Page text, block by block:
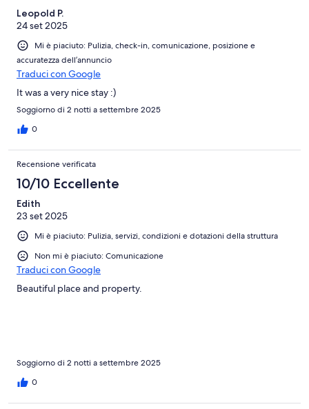
Leopold P.
24 set 2025
Mi è piaciuto: Pulizia, check-in, comunicazione, posizione e
accuratezza dell’annuncio
Traduci con Google
It was a very nice stay :)
Soggiorno di 2 notti a settembre 2025
0
Recensione verificata
10/10 Eccellente
Edith
23 set 2025
Mi è piaciuto: Pulizia, servizi, condizioni e dotazioni della struttura
Non mi è piaciuto: Comunicazione
Traduci con Google
Beautiful place and property.
Soggiorno di 2 notti a settembre 2025
0